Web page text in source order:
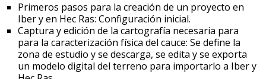
Primeros pasos para la creación de un proyecto en
Iber y en Hec Ras: Configuración inicial.
Captura y edición de la cartografía necesaria para
para la caracterización física del cauce: Se define la
zona de estudio y se descarga, se edita y se exporta
un modelo digital del terreno para importarlo a Iber y